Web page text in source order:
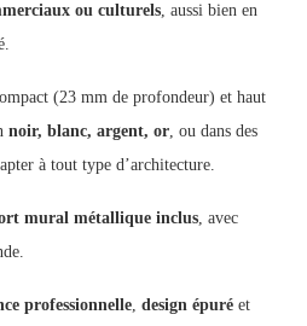
ou culturels, aussi bien en
(23 mm de profondeur) et haut
noir, blanc, argent, or, ou dans des
à tout type d’architecture.
mural métallique inclus, avec
professionnelle, design épuré et